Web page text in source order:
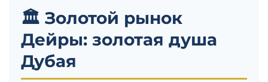
🏛️ Золотой рынок
Дейры: золотая душа
Дубая